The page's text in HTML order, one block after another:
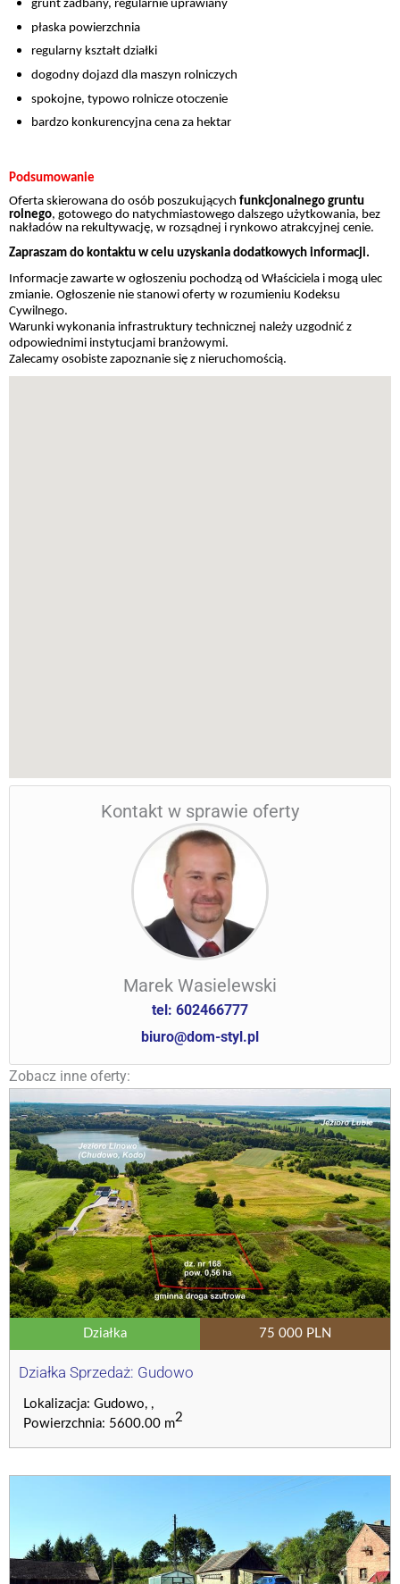
Kontakt w sprawie oferty
Marek Wasielewski
tel: 602466777
biuro@dom-styl.pl
grunt zadbany, regularnie uprawiany
płaska powierzchnia
regularny kształt działki
dogodny dojazd dla maszyn rolniczych
spokojne, typowo rolnicze otoczenie
bardzo konkurencyjna cena za hektar
Podsumowanie
Oferta skierowana do osób poszukujących funkcjonalnego gruntu
rolnego, gotowego do natychmiastowego dalszego użytkowania, bez
nakładów na rekultywację, w rozsądnej i rynkowo atrakcyjnej cenie.
Zapraszam do kontaktu w celu uzyskania dodatkowych informacji.
Informacje zawarte w ogłoszeniu pochodzą od Właściciela i mogą ulec
zmianie. Ogłoszenie nie stanowi oferty w rozumieniu Kodeksu
Cywilnego.
Warunki wykonania infrastruktury technicznej należy uzgodnić z
odpowiednimi instytucjami branżowymi.
Zalecamy osobiste zapoznanie się z nieruchomością.
Zobacz inne oferty:
Działka 75 000 PLN
Działka Sprzedaż: Gudowo
Lokalizacja: Gudowo, ,
Powierzchnia: 5600.00 m2